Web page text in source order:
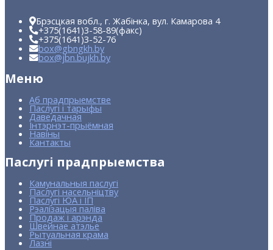
Брэсцкая вобл., г. Жабінка, вул. Камарова 4
+375(1641)3-58-89(факс)
+375(1641)3-52-76
box@gbngkh.by
box@jbn.bujkh.by
Меню
Аб прадпрыемстве
Паслугі і тарыфы
Даведачная
Інтэрнэт-прыёмная
Навіны
Кантакты
Паслугі прадпрыемства
Камунальныя паслугі
Паслугі насельніцтву
Паслугі ЮА і ІП
Рэалізацыя паліва
Продаж і арэнда
Швейнае атэлье
Рытуальная крама
Лазні